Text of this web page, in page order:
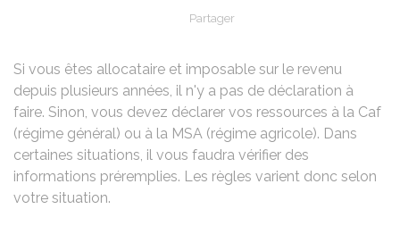
Partager
Si vous êtes allocataire et imposable sur le revenu
depuis plusieurs années, il n'y a pas de déclaration à
faire. Sinon, vous devez déclarer vos ressources à la Caf
(régime général) ou à la MSA (régime agricole). Dans
certaines situations, il vous faudra vérifier des
informations préremplies. Les règles varient donc selon
votre situation.